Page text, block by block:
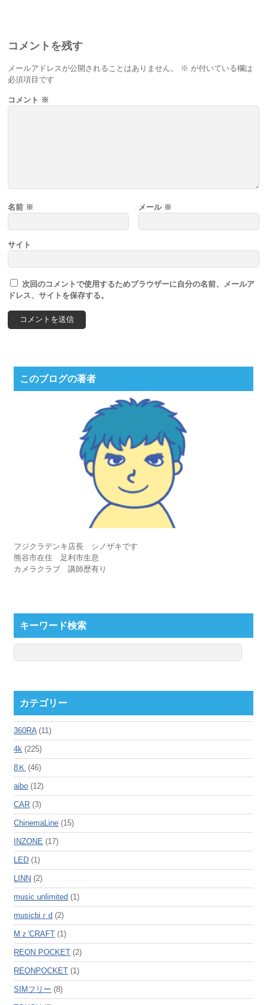
コメントを残す
メールアドレスが公開されることはありません。 ※ が付いている欄は
必須項目です
コメント ※
名前 ※ メール ※
サイト
次回のコメントで使用するためブラウザーに自分の名前、メールア
ドレス、サイトを保存する。
このブログの著者
フジクラデンキ店長 シノザキです
熊谷市在住 足利市生息
カメラクラブ 講師歴有り
キーワード検索
カテゴリー
360RA(11)
4k (225)
8Ｋ (46)
aibo (12)
CAR (3)
ChinemaLine (15)
INZONE (17)
LED (1)
LINN (2)
music unlimited (1)
musicbiｒd (2)
Mｚ'CRAFT (1)
REON POCKET (2)
REONPOCKET (1)
SIMフリー (8)